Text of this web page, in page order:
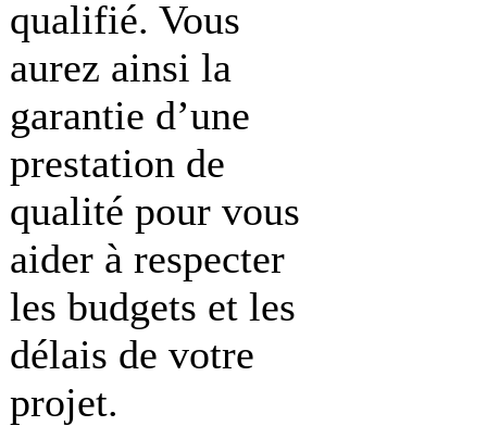
qualifié. Vous
aurez ainsi la
garantie d’une
prestation de
qualité pour vous
aider à respecter
les budgets et les
délais de votre
projet.